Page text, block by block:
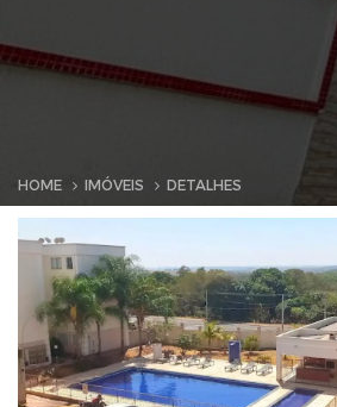
HOME IMÓVEIS DETALHES